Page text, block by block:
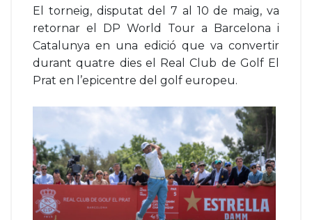
El torneig, disputat del 7 al 10 de maig, va
retornar el DP World Tour a Barcelona i
Catalunya en una edició que va convertir
durant quatre dies el Real Club de Golf El
Prat en l’epicentre del golf europeu.